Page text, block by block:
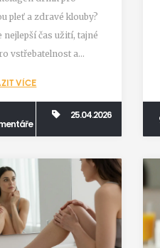
pleť a zdravé klouby?
nejlepší čas užití, tajné
vstřebatelnost a
VÍCE
25.04.2026